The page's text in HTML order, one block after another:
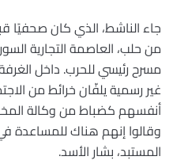
جاء الناشط، الذي كان صحفيًا
من حلب، العاصمة التجارية
مسرح رئيسي للحرب. داخل
غير رسمية يلفّان خرائط من
أنفسهم كضباط من وكالة
وقالوا إنهم هناك للمساعدة
المستبد، بشار الأسد.